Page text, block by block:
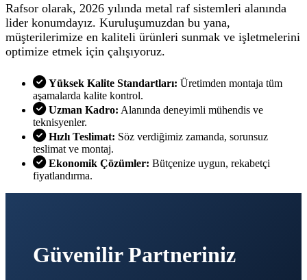
Rafsor olarak, 2026 yılında metal raf sistemleri alanında
lider konumdayız. Kuruluşumuzdan bu yana,
müşterilerimize en kaliteli ürünleri sunmak ve işletmelerini
optimize etmek için çalışıyoruz.
Yüksek Kalite Standartları: Üretimden montaja tüm
aşamalarda kalite kontrol.
Uzman Kadro: Alanında deneyimli mühendis ve
teknisyenler.
Hızlı Teslimat: Söz verdiğimiz zamanda, sorunsuz
teslimat ve montaj.
Ekonomik Çözümler: Bütçenize uygun, rekabetçi
fiyatlandırma.
Güvenilir Partneriniz